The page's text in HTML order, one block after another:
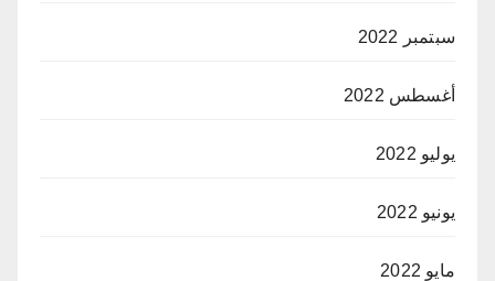
سبتمبر 2022
أغسطس 2022
يوليو 2022
يونيو 2022
مايو 2022